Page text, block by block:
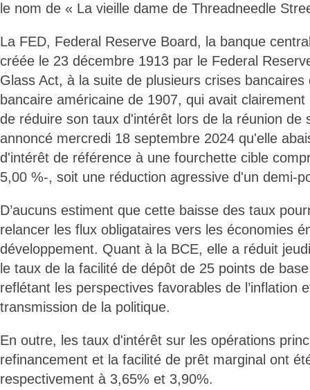
le nom de « La vieille dame de Threadneedle
La FED, Federal Reserve Board, la banque
créée le 23 décembre 1913 par le Federal
Glass Act, à la suite de plusieurs crises bancaires
bancaire américaine de 1907, qui avait
de réduire son taux d'intérêt lors de la réunion de
annoncé mercredi 18 septembre 2024 qu'elle
d'intérêt de référence à une fourchette cible
5,00 %-, soit une réduction agressive d'un demi-
D’aucuns estiment que cette baisse des taux
relancer les flux obligataires vers les économies
développement. Quant à la BCE, elle a réduit
le taux de la facilité de dépôt de 25 points de
reflétant les perspectives favorables de l’inflation
transmission de la politique.
En outre, les taux d'intérêt sur les opérations
refinancement et la facilité de prêt marginal ont
respectivement à 3,65% et 3,90%.